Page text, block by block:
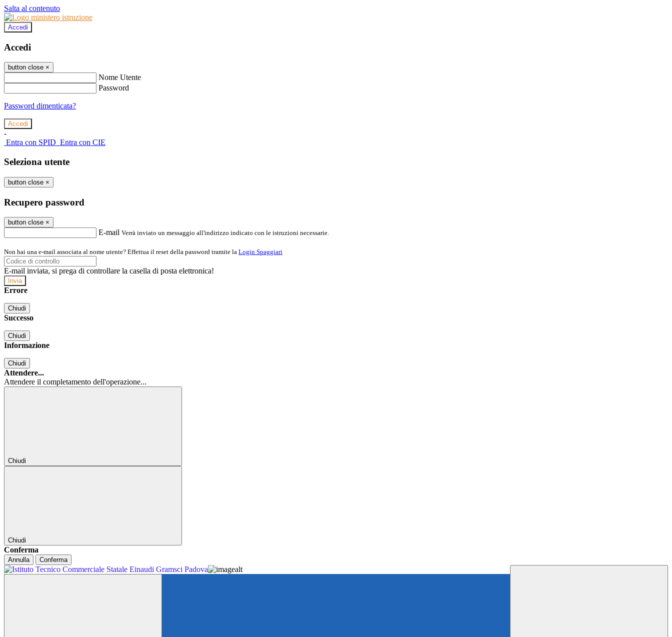
Salta al contenuto
Accedi
Accedi
button close ×
Nome Utente
Password
Password dimenticata?
-
Entra con SPID Entra con CIE
Seleziona utente
button close ×
Recupero password
button close ×
E-mail Verrà inviato un messaggio all'indirizzo indicato con le istruzioni necessarie.
Non hai una e-mail associata al nome utente? Effettua il reset della password tramite la Login Spaggiari
E-mail inviata, si prega di controllare la casella di posta elettronica!
Errore
Chiudi
Successo
Chiudi
Informazione
Chiudi
Attendere...
Attendere il completamento dell'operazione...
Chiudi
Chiudi
Conferma
Annulla Conferma